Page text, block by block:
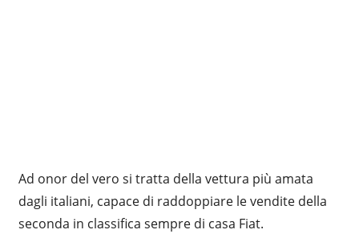
Ad onor del vero si tratta della vettura più amata
dagli italiani, capace di raddoppiare le vendite della
seconda in classifica sempre di casa Fiat.